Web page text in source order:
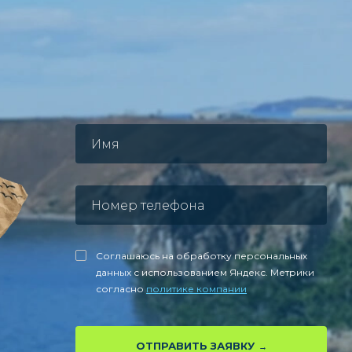
Соглашаюсь на обработку персональных
данных с использованием Яндекс. Метрики
согласно политике компании
ОТПРАВИТЬ ЗАЯВКУ